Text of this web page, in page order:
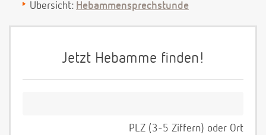
Übersicht: Hebammensprechstunde
Jetzt Hebamme finden!
PLZ (3-5 Ziffern) oder Ort